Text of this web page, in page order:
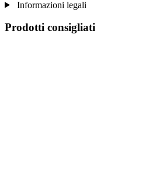
Informazioni legali
Prodotti consigliati